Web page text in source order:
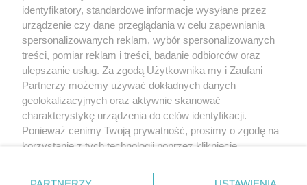
wykorzystanie utworów w całości lub w części z naruszeniem prawa, tzn.
bez właściwej zgody, jest zabronione pod groźbą kary i może być ścigane
prawnie.
O nas
identyfikatory, standardowe informacje wysyłane przez
urządzenie czy dane przeglądania w celu zapewniania
spersonalizowanych reklam, wybór spersonalizowanych
treści, pomiar reklam i treści, badanie odbiorców oraz
ulepszanie usług. Za zgodą Użytkownika my i Zaufani
Partnerzy możemy używać dokładnych danych
geolokalizacyjnych oraz aktywnie skanować
charakterystykę urządzenia do celów identyfikacji.
Ponieważ cenimy Twoją prywatność, prosimy o zgodę na
korzystanie z tych technologii poprzez kliknięcie
zmienić/wycofać klikając przycisk ustawień prywatności